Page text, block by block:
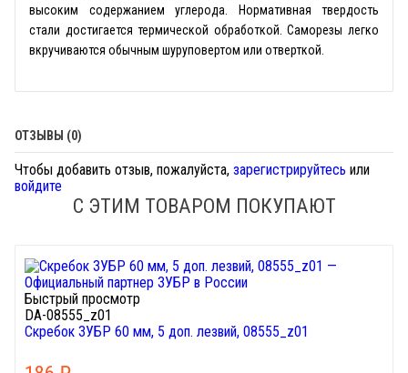
высоким содержанием углерода. Нормативная твердость
стали достигается термической обработкой. Саморезы легко
вкручиваются обычным шуруповертом или отверткой.
ОТЗЫВЫ (0)
Чтобы добавить отзыв, пожалуйста, зарегистрируйтесь или
войдите
С ЭТИМ ТОВАРОМ ПОКУПАЮТ
Быстрый просмотр
DA-08555_z01
Скребок ЗУБР 60 мм, 5 доп. лезвий, 08555_z01